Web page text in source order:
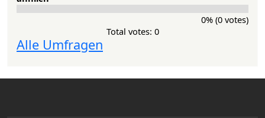
0% (0 votes)
Total votes: 0
Alle Umfragen